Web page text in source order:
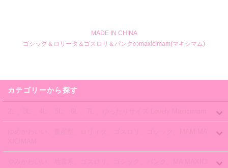
MADE IN CHINA
ゴシック＆ロリータ＆ゴスロリ＆パンクのmaxicimam(マキシマム)
カテゴリーから探す